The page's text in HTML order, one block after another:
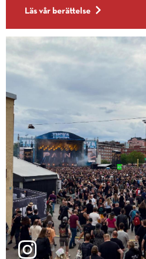
Läs vår berättelse